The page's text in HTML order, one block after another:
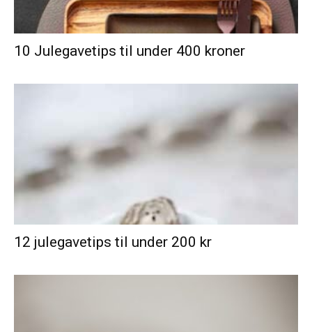
10 Julegavetips til under 400 kroner
12 julegavetips til under 200 kr